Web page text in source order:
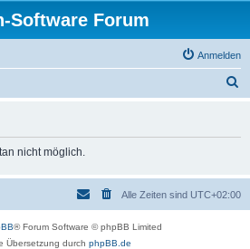
Software Forum
Anmelden
nicht möglich.
Alle Zeiten sind UTC+02:00
® Forum Software © phpBB Limited
Übersetzung durch phpBB.de